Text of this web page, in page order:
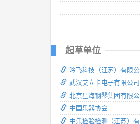
起草单位
吟飞科技（江苏）有限公
武汉艾立卡电子有限公司
北京星海钢琴集团有限公
中国乐器协会
中乐检验检测（江苏）